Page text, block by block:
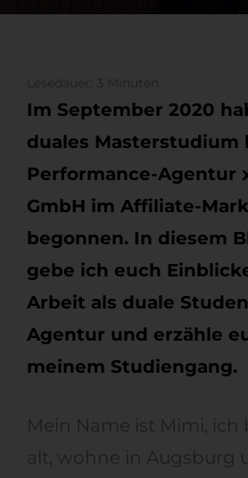
Lesedauer: 3 Minuten
Im September 2020
duales Masterstudium
Performance-Agentur
GmbH im Affiliate-
begonnen. In diesem
gebe ich euch
Arbeit als duale
Agentur und erzähle
meinem Studiengang.
Mein Name ist Mimi, ich
alt, wohne in Augsburg